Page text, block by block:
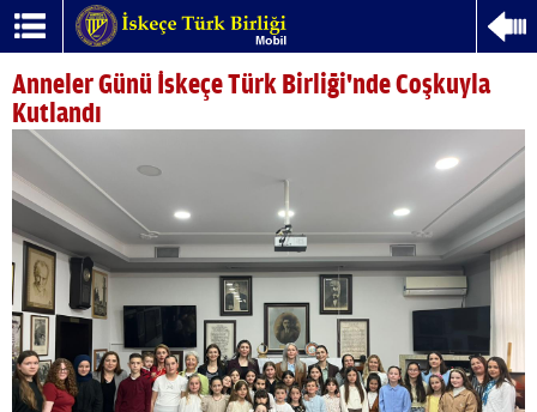
Anneler Günü İskeçe Türk Birliği'nde Coşkuyla
Kutlandı